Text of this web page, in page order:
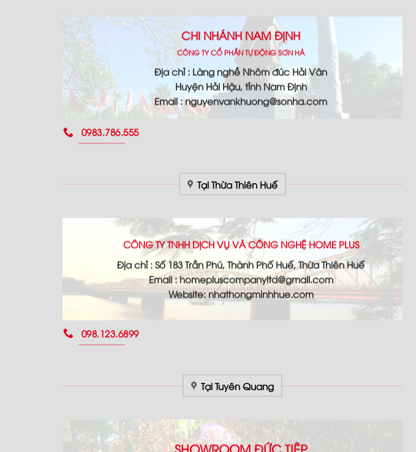
CHI NHÁNH NAM ĐỊNH
CÔNG TY CỔ PHẦN TỰ ĐỘNG SƠN HÀ
Địa chỉ : Làng nghề Nhôm đúc Hải Vân
Huyện Hải Hậu, tỉnh Nam Định
Email : nguyenvankhuong@sonha.com
0983.786.555
Tại Thừa Thiên Huế
CÔNG TY TNHH DỊCH VỤ VÀ CÔNG NGHỆ HOME PLUS
Địa chỉ : Số 183 Trần Phú, Thành Phố Huế, Thừa Thiên Huế
Email : homepluscompanyltd@gmail.com
Website: nhathongminhhue.com
098.123.6899
Tại Tuyên Quang
SHOWROOM ĐỨC TIỆP